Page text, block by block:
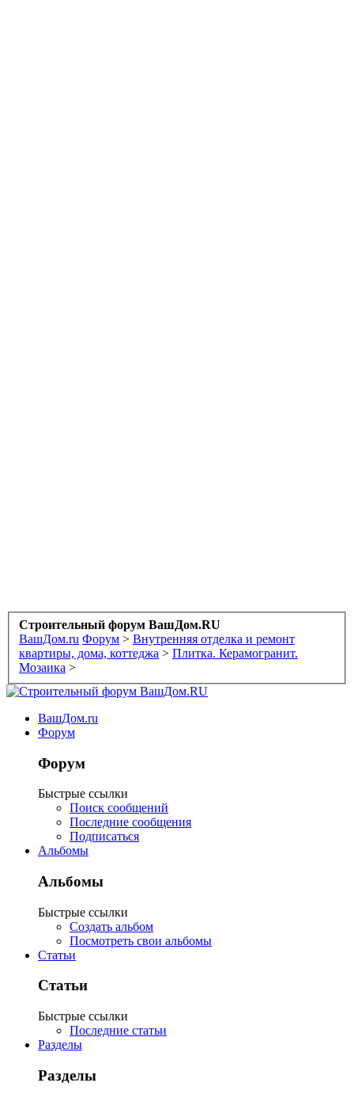
Строительный форум ВашДом.RU
ВашДом.ru Форум > Внутренняя отделка и ремонт
квартиры, дома, коттеджа > Плитка. Керамогранит.
Мозаика >
ВашДом.ru
Форум
Форум
Быстрые ссылки
Поиск сообщений
Последние сообщения
Подписаться
Альбомы
Альбомы
Быстрые ссылки
Создать альбом
Посмотреть свои альбомы
Статьи
Статьи
Быстрые ссылки
Последние статьи
Разделы
Разделы